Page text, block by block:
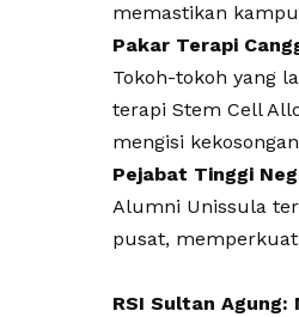
memastikan
​Pakar Terapi
Tokoh-tokoh yang
terapi Stem Cell
mengisi
​Pejabat Tinggi
Alumni Unissula
pusat, memperkuat
RSI Sultan